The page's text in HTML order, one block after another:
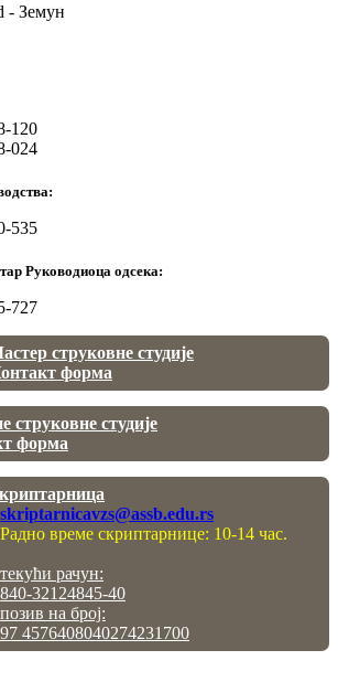
- Земун
120
024
535
Руководиоца одсека:
727
струковне студије
форма
струковне студије
форма
skriptarnicavzs@assb.edu.rs
Радно време скриптарнице: 10-14 час.
текући рачун:
840-32124845-40
позив на број:
97 4576408040274231700